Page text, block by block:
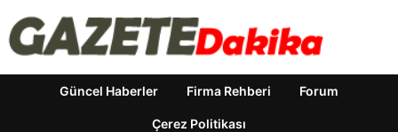
Güncel Haberler Firma Rehberi Forum
Çerez Politikası